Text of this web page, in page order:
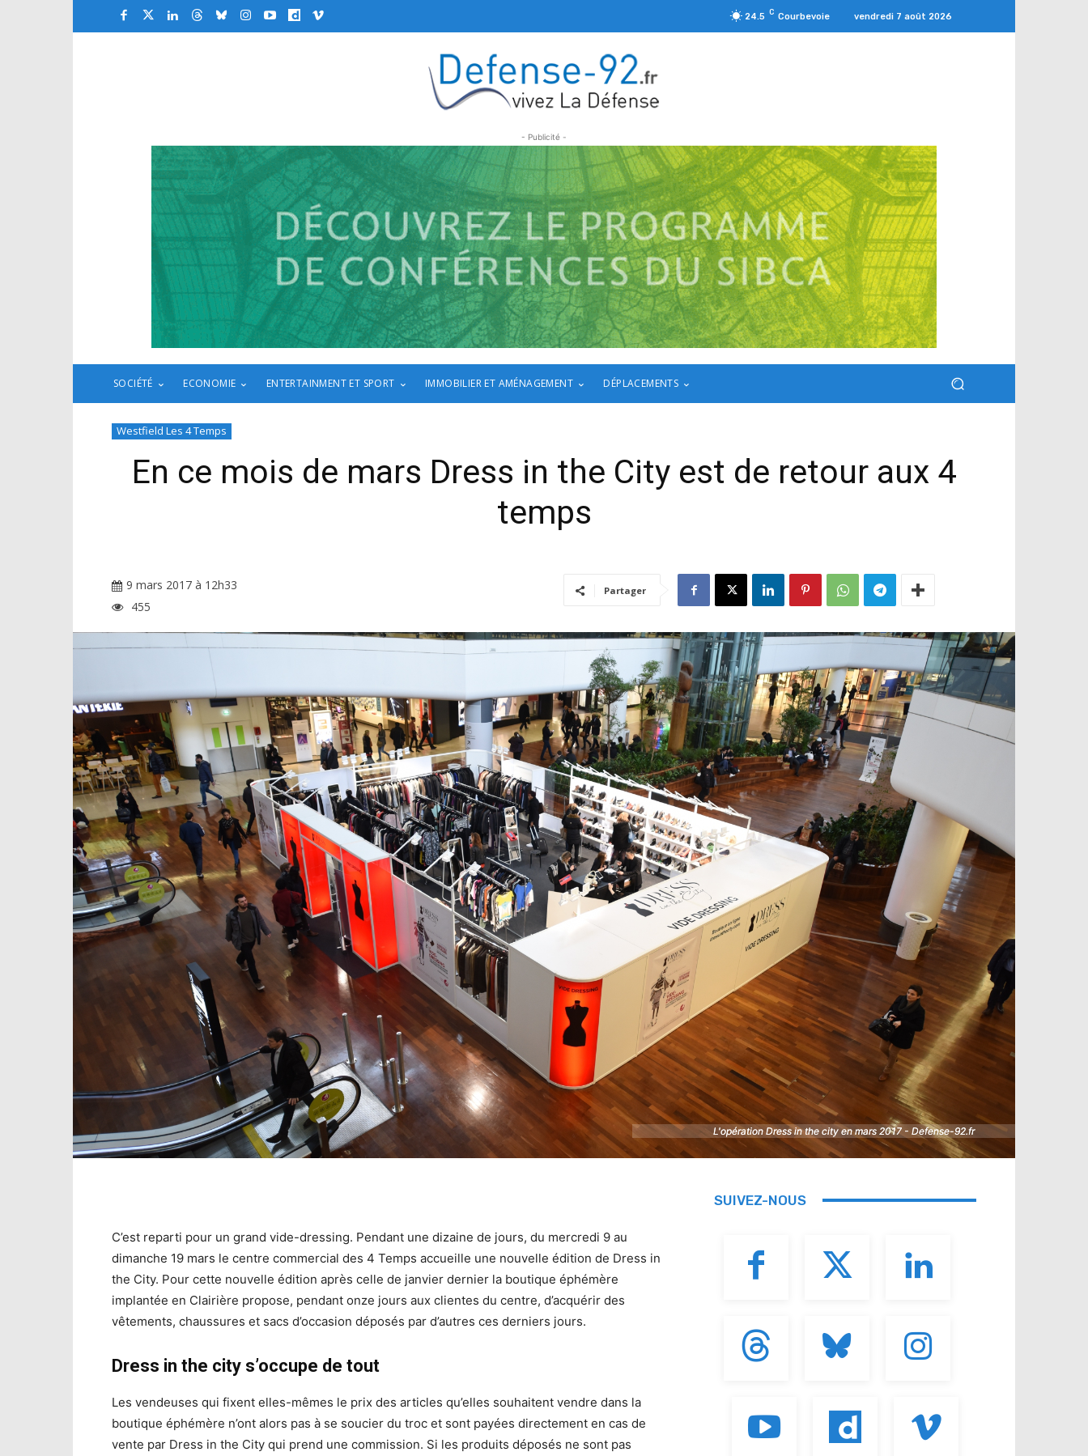
24.5 C Courbevoie vendredi 7 août 2026
- Publicité -
SOCIÉTÉ ECONOMIE ENTERTAINMENT ET SPORT IMMOBILIER ET AMÉNAGEMENT DÉPLACEMENTS
Westfield Les 4 Temps
En ce mois de mars Dress in the City est de retour aux 4
temps
9 mars 2017 à 12h33
455
Partager
L'opération Dress in the city en mars 2017 - Defense-92.fr
L'opération Dress in the city en mars 2017 - Defense-92.fr
C’est reparti pour un grand vide-dressing. Pendant une dizaine de jours, du mercredi 9 au
dimanche 19 mars le centre commercial des 4 Temps accueille une nouvelle édition de Dress in
the City. Pour cette nouvelle édition après celle de janvier dernier la boutique éphémère
implantée en Clairière propose, pendant onze jours aux clientes du centre, d’acquérir des
vêtements, chaussures et sacs d’occasion déposés par d’autres ces derniers jours.
Dress in the city s’occupe de tout
Les vendeuses qui fixent elles-mêmes le prix des articles qu’elles souhaitent vendre dans la
boutique éphémère n’ont alors pas à se soucier du troc et sont payées directement en cas de
vente par Dress in the City qui prend une commission. Si les produits déposés ne sont pas
SUIVEZ-NOUS